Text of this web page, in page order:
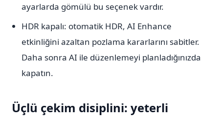
ayarlarda gömülü bu seçenek vardır.
HDR kapalı: otomatik HDR, AI Enhance
etkinliğini azaltan pozlama kararlarını sabitler.
Daha sonra AI ile düzenlemeyi planladığınızda
kapatın.
Üçlü çekim disiplini: yeterli